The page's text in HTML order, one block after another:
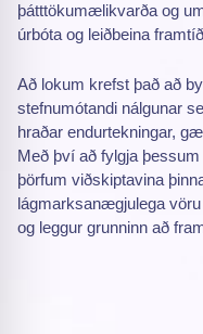
þátttökumælikvarða og
úrbóta og leiðbeina
Að lokum krefst það að
stefnumótandi nálgunar
hraðar endurtekningar,
Með því að fylgja
þörfum viðskiptavina
lágmarksanægjulega
og leggur grunninn að